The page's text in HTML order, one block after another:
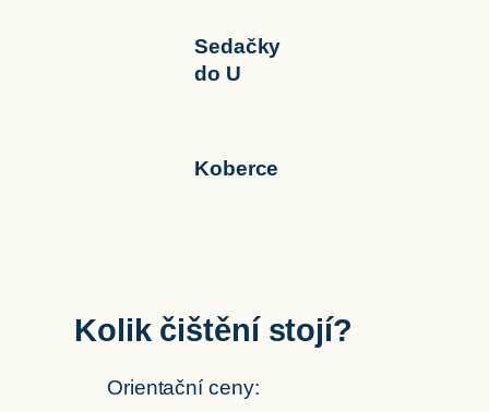
Sedačky
do U
Koberce
Kolik čištění stojí?
Orientační ceny: